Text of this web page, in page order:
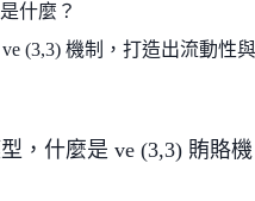
什麼？
(3,3) 機制，打造出流動性
，什麼是 ve (3,3) 賄賂機